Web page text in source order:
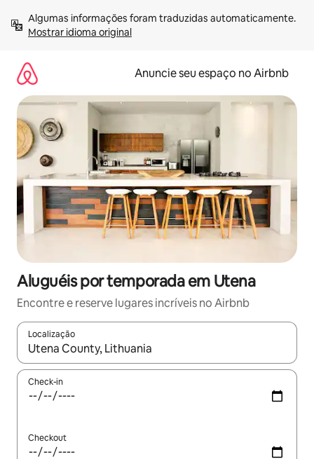
para
Mostrar idioma original
Anuncie seu espaço no Airbnb
Aluguéis por temporada em Utena
Encontre e reserve lugares incríveis no Airbnb
Localização
Quando os resultados estiverem disponíveis, explore-os
Check-in
Checkout